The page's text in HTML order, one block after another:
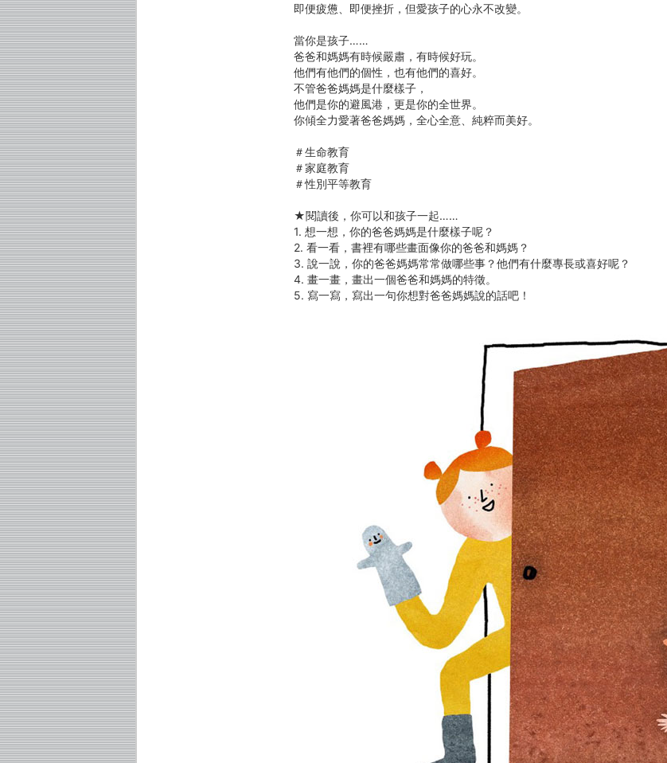
即便疲憊、即便挫折，但愛孩子的心永不改變。
當你是孩子……
爸爸和媽媽有時候嚴肅，有時候好玩。
他們有他們的個性，也有他們的喜好。
不管爸爸媽媽是什麼樣子，
他們是你的避風港，更是你的全世界。
你傾全力愛著爸爸媽媽，全心全意、純粹而美好。
＃生命教育
＃家庭教育
＃性別平等教育
★閱讀後，你可以和孩子一起……
1. 想一想，你的爸爸媽媽是什麼樣子呢？
2. 看一看，書裡有哪些畫面像你的爸爸和媽媽？
3. 說一說，你的爸爸媽媽常常做哪些事？他們有什麼專長或喜好呢？
4. 畫一畫，畫出一個爸爸和媽媽的特徵。
5. 寫一寫，寫出一句你想對爸爸媽媽說的話吧！